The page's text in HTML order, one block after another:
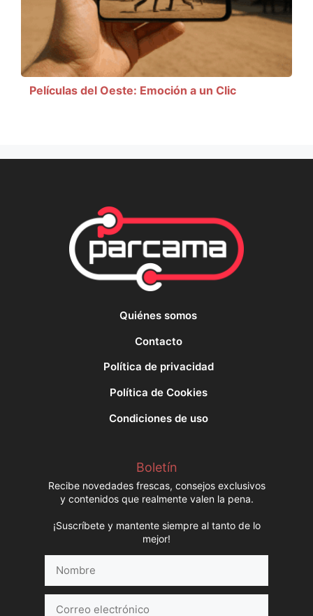
Películas del Oeste: Emoción a un Clic
Quiénes somos
Contacto
Política de privacidad
Política de Cookies
Condiciones de uso
Boletín
Recibe novedades frescas, consejos exclusivos
y contenidos que realmente valen la pena.
¡Suscríbete y mantente siempre al tanto de lo
mejor!